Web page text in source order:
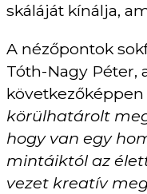
skáláját kínálja,
A nézőpontok
Tóth-Nagy Péter,
következőképpen
körülhatárolt
hogy van egy
mintáiktól az
vezet kreatív